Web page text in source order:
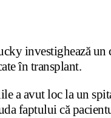
investighează un
în transplant.
a avut loc la un
faptului că